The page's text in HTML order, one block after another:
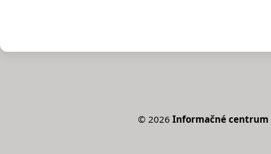
© 2026 Informačné centrum